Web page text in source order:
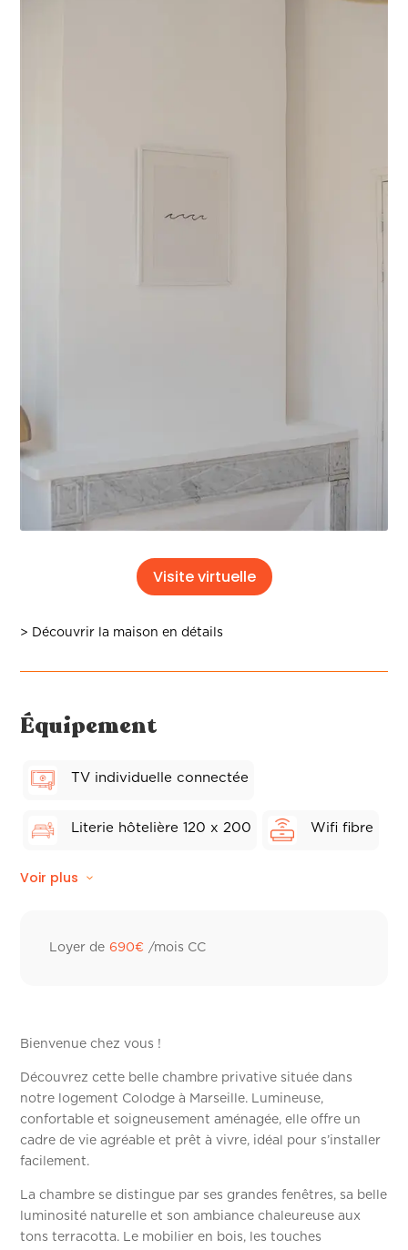
Visite virtuelle
> Découvrir la maison en détails
Équipement
TV individuelle connectée
Literie hôtelière 120 x 200 Wifi fibre
Linge de lit
Voir plus
Loyer de 690€ /mois CC
Bienvenue chez vous !
Découvrez cette belle chambre privative située dans
notre logement Colodge à Marseille. Lumineuse,
confortable et soigneusement aménagée, elle offre un
cadre de vie agréable et prêt à vivre, idéal pour s’installer
facilement.
La chambre se distingue par ses grandes fenêtres, sa belle
luminosité naturelle et son ambiance chaleureuse aux
tons terracotta. Le mobilier en bois, les touches